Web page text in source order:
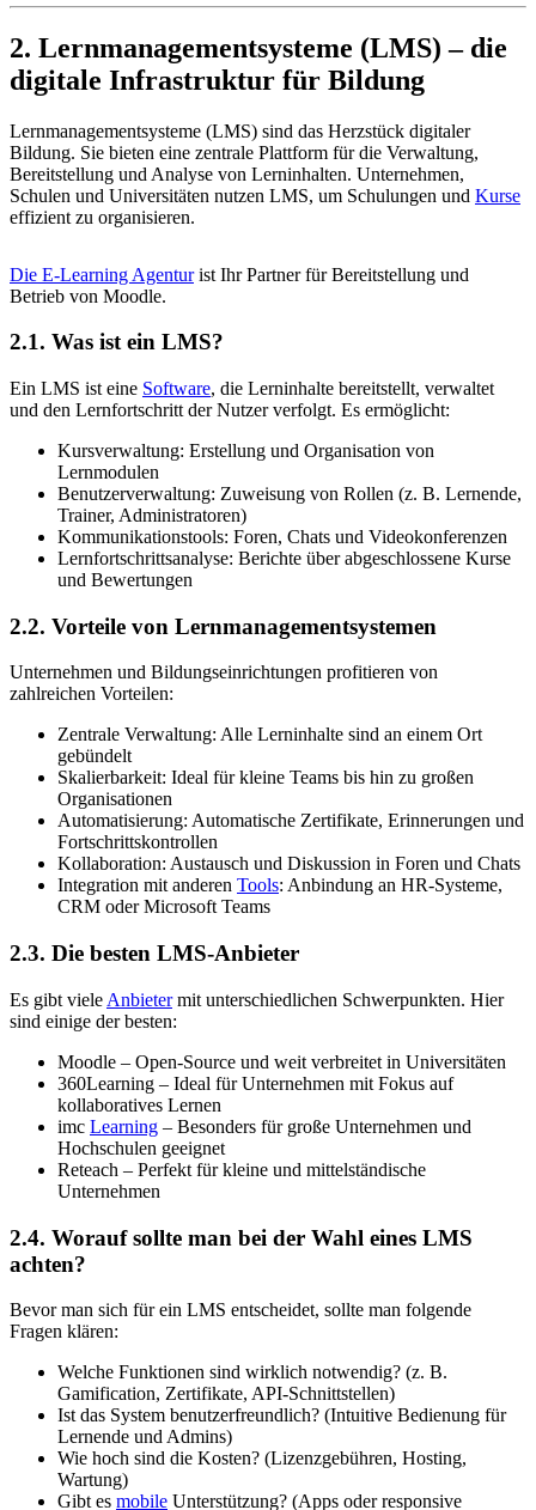
2. Lernmanagementsysteme (LMS) – die
digitale Infrastruktur für Bildung
Lernmanagementsysteme (LMS) sind das Herzstück digitaler
Bildung. Sie bieten eine zentrale Plattform für die Verwaltung,
Bereitstellung und Analyse von Lerninhalten. Unternehmen,
Schulen und Universitäten nutzen LMS, um Schulungen und Kurse
effizient zu organisieren.
Die E-Learning Agenturist Ihr Partner für Bereitstellung und
Betrieb von Moodle.
2.1. Was ist ein LMS?
Ein LMS ist eine Software, die Lerninhalte bereitstellt, verwaltet
und den Lernfortschritt der Nutzer verfolgt. Es ermöglicht:
Kursverwaltung: Erstellung und Organisation von
Lernmodulen
Benutzerverwaltung: Zuweisung von Rollen (z. B. Lernende,
Trainer, Administratoren)
Kommunikationstools: Foren, Chats und Videokonferenzen
Lernfortschrittsanalyse: Berichte über abgeschlossene Kurse
und Bewertungen
2.2. Vorteile von Lernmanagementsystemen
Unternehmen und Bildungseinrichtungen profitieren von
zahlreichen Vorteilen:
Zentrale Verwaltung: Alle Lerninhalte sind an einem Ort
gebündelt
Skalierbarkeit: Ideal für kleine Teams bis hin zu großen
Organisationen
Automatisierung: Automatische Zertifikate, Erinnerungen und
Fortschrittskontrollen
Kollaboration: Austausch und Diskussion in Foren und Chats
Integration mit anderen Tools: Anbindung an HR-Systeme,
CRM oder Microsoft Teams
2.3. Die besten LMS-Anbieter
Es gibt viele Anbietermit unterschiedlichen Schwerpunkten. Hier
sind einige der besten:
Moodle – Open-Source und weit verbreitet in Universitäten
360Learning – Ideal für Unternehmen mit Fokus auf
kollaboratives Lernen
imc Learning – Besonders für große Unternehmen und
Hochschulen geeignet
Reteach – Perfekt für kleine und mittelständische
Unternehmen
2.4. Worauf sollte man bei der Wahl eines LMS
achten?
Bevor man sich für ein LMS entscheidet, sollte man folgende
Fragen klären:
Welche Funktionen sind wirklich notwendig? (z. B.
Gamification, Zertifikate, API-Schnittstellen)
Ist das System benutzerfreundlich? (Intuitive Bedienung für
Lernende und Admins)
Wie hoch sind die Kosten? (Lizenzgebühren, Hosting,
Wartung)
Gibt es mobile Unterstützung? (Apps oder responsive